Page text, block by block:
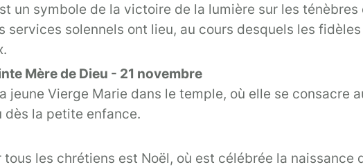
un symbole de la victoire de la lumière sur les
services solennels ont lieu, au cours desquels les
Mère de Dieu - 21 novembre
jeune Vierge Marie dans le temple, où elle se consacre
dès la petite enfance.
les chrétiens est Noël, où est célébrée la naissance